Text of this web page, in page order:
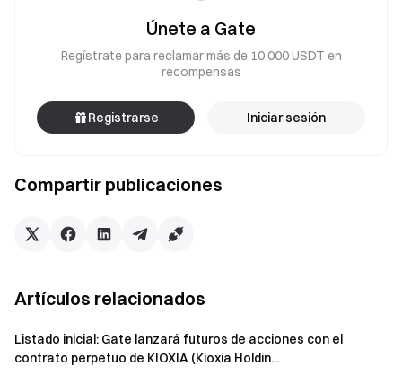
Síguenos en X (Twitter)para obtener más bonos
Únete a nuestra comunidad de Telegrampara debatir
sobre temas de actualidad
Interactúa con nuestra comunidad global
últimas novedades
Compartir publicaciones
Únete a Gate
Regístrate para reclamar más de 10 000 USDT en
recompensas
Registrarse Iniciar sesión
Artículos relacionados
Listado inicial: Gate lanzará futuros de acciones con el
contrato perpetuo de KIOXIA (Kioxia Holdin...